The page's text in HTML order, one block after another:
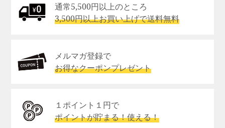
通常5,500円以上のところ
3,500円以上お買い上げで送料無料
メルマガ登録で
お得なクーポンプレゼント
１ポイント１円で
ポイントが貯まる！使える！